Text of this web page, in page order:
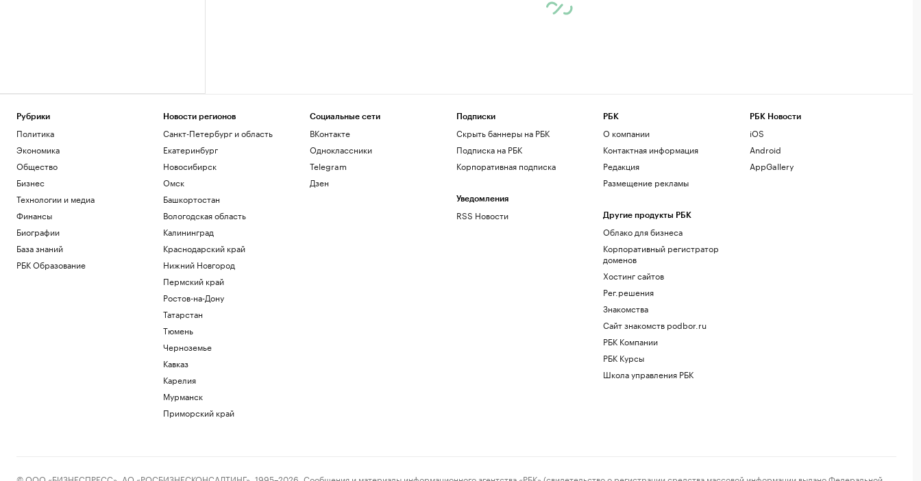
Рубрики
Политика
Экономика
Общество
Бизнес
Технологии и медиа
Финансы
Биографии
База знаний
РБК Образование
Новости регионов
Санкт-Петербург и область
Екатеринбург
Новосибирск
Омск
Башкортостан
Вологодская область
Калининград
Краснодарский край
Нижний Новгород
Пермский край
Ростов-на-Дону
Татарстан
Тюмень
Черноземье
Кавказ
Карелия
Мурманск
Приморский край
Социальные сети
ВКонтакте
Одноклассники
Telegram
Дзен
Подписки
Скрыть баннеры на РБК
Подписка на РБК
Корпоративная подписка
Уведомления
RSS Новости
РБК
О компании
Контактная информация
Редакция
Размещение рекламы
Другие продукты РБК
Облако для бизнеса
Корпоративный регистратор
доменов
Хостинг сайтов
Рег.решения
Знакомства
Сайт знакомств podbor.ru
РБК Компании
РБК Курсы
Школа управления РБК
РБК Новости
iOS
Android
AppGallery